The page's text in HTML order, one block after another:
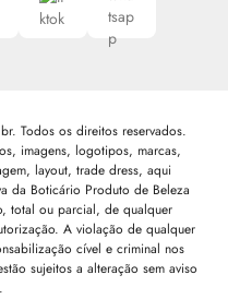
Todos os direitos reservados.
imagens, logotipos, marcas,
layout, trade dress, aqui
da Boticário Produto de Beleza
total ou parcial, de qualquer
A violação de qualquer
cível e criminal nos
sujeitos a alteração sem aviso